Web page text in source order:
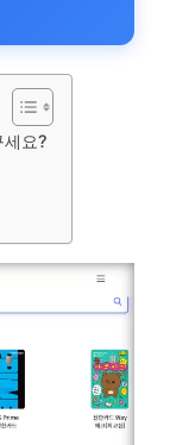
세요?